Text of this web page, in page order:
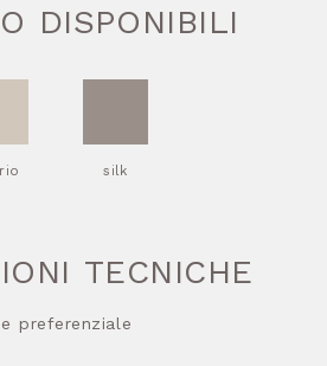
DISPONIBILI
silk
TECNICHE
preferenziale